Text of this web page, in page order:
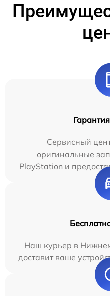
Сервисный
оригинальные
PlayStation и
Наш курьер в
доставит ваше